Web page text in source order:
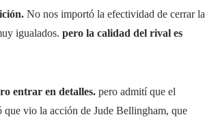
No nos importó la efectividad de cerrar la
igualados. pero la calidad del rival es
entrar en detalles. pero admití que el
que vio la acción de Jude Bellingham, que